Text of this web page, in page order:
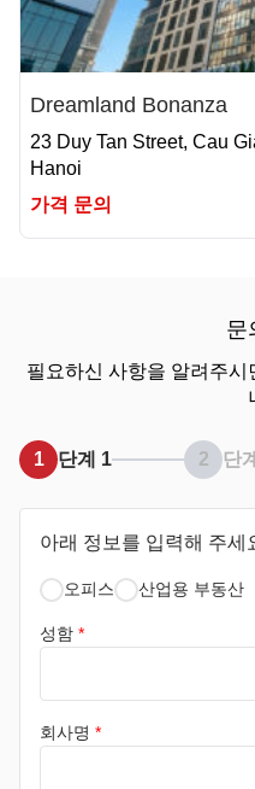
Dreamland Bonanza
23 Duy Tan Street, Cau
Hanoi
가격 문의
문
필요하신 사항을 알려주
1 단계 1 2 단
아래 정보를 입력해 주세
오피스 산업용 부동산
성함 *
회사명 *